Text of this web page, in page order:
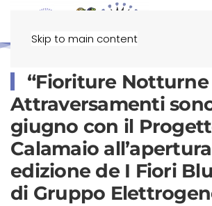
Skip to main content
“Fioriture Notturne
Attraversamenti
giugno con il
Calamaio
edizione de I Fiori
di Gruppo